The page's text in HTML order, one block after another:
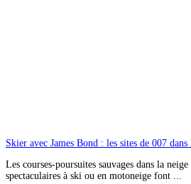
Skier avec James Bond : les sites de 007 dans
Les courses-poursuites sauvages dans la
spectaculaires à ski ou en motoneige font ...